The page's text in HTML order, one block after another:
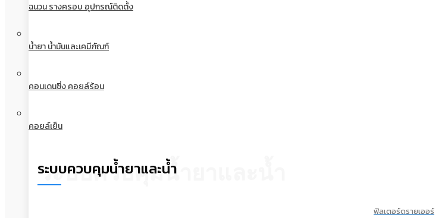
ฉนวน รางครอบ อุปกรณ์ติดตั้ง
น้ำยา น้ำมันและเคมีภัณฑ์
คอนเดนซิ่ง คอยล์ร้อน
คอยล์เย็น
ระบบควบคุมน้ำยาและน้ำ
ระบบควบคุมน้ำยาและน้ำ
ฟิลเตอร์ดรายเออร์